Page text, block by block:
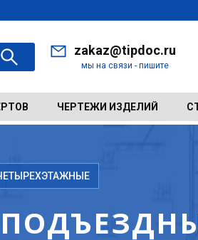
zakaz@tipdoc.ru
мы на связи - пишите
ЧЕРТЕЖИ ИЗДЕЛИЙ